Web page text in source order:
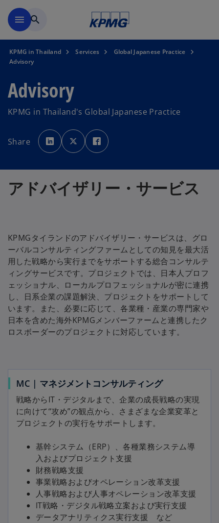
menu search
KPMG in Thailand Services
Global Japanese Practice
Advisory
Advisory
KPMG in Thailand's Global Japanese Practice
Share
o
p
e
n
e
w
o
p
e
n
e
w
p
e
w
アドバイザリー・サービス
KPMGタイランドのアドバイザリー・サービスは、グロ
ーバルコンサルティングファームとしての知見を最大活
用した戦略から実行までをサポートする総合コンサルテ
ィングサービスです。プロジェクトでは、日本人プロフ
ェッショナル、ローカルプロフェッショナルが密に連携
し、日系企業の課題解決、プロジェクトをサポートして
います。また、必要に応じて、各業種・産業の専門家や
日本を含めた海外KPMGメンバーファームと連携したク
ロスボーダーのプロジェクトに対応しています。
MC | マネジメントコンサルティング
戦略からIT・デジタルまで、企業の成長戦略の実現
に向けて“攻め”の観点から、さまざまな企業変革と
プロジェクトの実行をサポートします。
基幹システム（ERP）、各種業務システム導
入およびプロジェクト支援
財務戦略支援
事業戦略およびオペレーション改革支援
人事戦略および人事オペレーション改革支援
IT戦略・デジタル戦略立案および実行支援
データアナリティクス実行支援 など